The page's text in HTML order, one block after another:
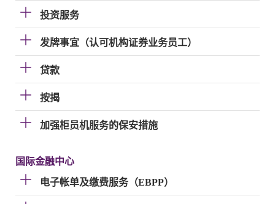
投资服务
发牌事宜（认可机构证券业务员工）
贷款
按揭
加强柜员机服务的保安措施
国际金融中心
电子帐单及缴费服务（EBPP）